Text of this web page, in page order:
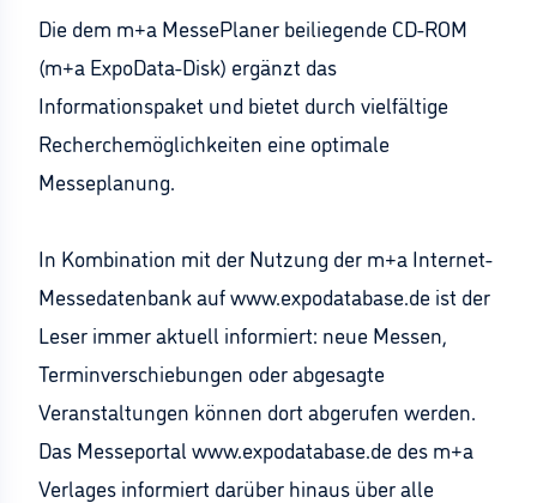
Die dem m+a MessePlaner beiliegende CD-ROM
(m+a ExpoData-Disk) ergänzt das
Informationspaket und bietet durch vielfältige
Recherchemöglichkeiten eine optimale
Messeplanung.
In Kombination mit der Nutzung der m+a Internet-
Messedatenbank auf www.expodatabase.de ist der
Leser immer aktuell informiert: neue Messen,
Terminverschiebungen oder abgesagte
Veranstaltungen können dort abgerufen werden.
Das Messeportal www.expodatabase.de des m+a
Verlages informiert darüber hinaus über alle